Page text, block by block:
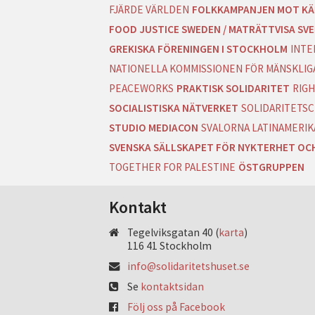
FJÄRDE VÄRLDEN FOLKKAMPANJEN MOT
FOOD JUSTICE SWEDEN / MATRÄTTVISA
GREKISKA FÖRENINGEN I STOCKHOLM
NATIONELLA KOMMISSIONEN FÖR
PEACEWORKS PRAKTISK SOLIDARITET
SOCIALISTISKA NÄTVERKET
STUDIO MEDIACON SVALORNA
SVENSKA SÄLLSKAPET FÖR NYKTERHET
TOGETHER FOR PALESTINE ÖSTGRUPPEN
Kontakt
Tegelviksgatan 40 (karta)
116 41 Stockholm
info@solidaritetshuset.se
Se kontaktsidan
Följ oss på Facebook